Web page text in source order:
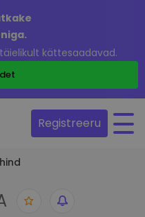
kättesaadavad.
Registreeru